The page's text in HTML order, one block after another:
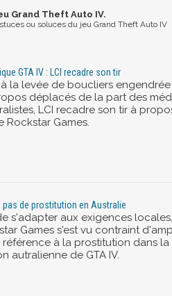
Grand Theft Auto IV.
ou soluces du jeu Grand Theft Auto IV
GTA IV : LCI recadre son tir
la levée de boucliers
déplacés de la part des
LCI recadre son tir à
Rockstar Games.
pas de prostitution en Australie
s'adapter aux exigences locales,
Games s'est vu contraint
à la prostitution dans la
autralienne de GTA IV.